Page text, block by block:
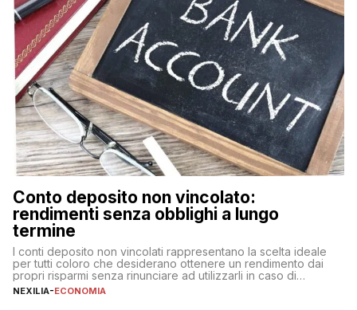
Conto deposito non vincolato:
rendimenti senza obblighi a lungo
termine
I conti deposito non vincolati rappresentano la scelta ideale
per tutti coloro che desiderano ottenere un rendimento dai
propri risparmi senza rinunciare ad utilizzarli in caso di
necessità. A differenza delle forme vincolate tradizionali,
NEXILIA-ECONOMIA